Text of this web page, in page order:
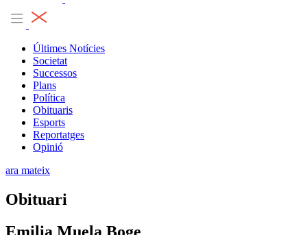
Últimes Notícies
Societat
Successos
Plans
Política
Obituaris
Esports
Reportatges
Opinió
ara mateix
Obituari
Emilia Muela Boge